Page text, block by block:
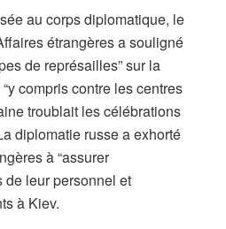
au corps diplomatique, le
étrangères a souligné
de représailles” sur la
compris contre les centres
troublait les célébrations
diplomatie russe a exhorté
à “assurer
de leur personnel et
à Kiev.